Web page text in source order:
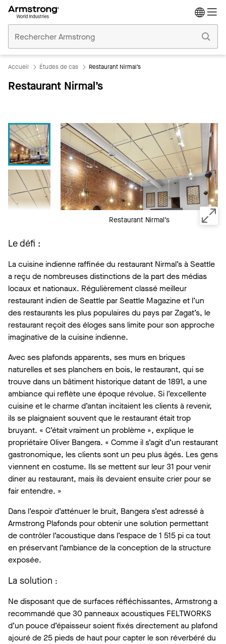
Plafonds
Commerciaux
Accueil Études de cas Restaurant Nirmal’s
Restaurant Nirmal’s
Restaurant Nirmal’s
Le défi :
La cuisine indienne raffinée du restaurant Nirmal’s à Seattle
a reçu de nombreuses distinctions de la part des médias
locaux et nationaux. Régulièrement classé meilleur
restaurant indien de Seattle par Seattle Magazine et l’un
des restaurants les plus populaires du pays par Zagat’s, le
restaurant reçoit des éloges sans limite pour son approche
imaginative de la cuisine indienne.
Avec ses plafonds apparents, ses murs en briques
naturelles et ses planchers en bois, le restaurant, qui se
trouve dans un bâtiment historique datant de 1891, a une
ambiance qui reflète une époque révolue. Si l’excellente
cuisine et le charme d’antan incitaient les clients à revenir,
ils se plaignaient souvent que le restaurant était trop
bruyant. « C’était vraiment un problème », explique le
propriétaire Oliver Bangera. « Comme il s’agit d’un restaurant
gastronomique, les clients sont un peu plus âgés. Les gens
viennent en costume. Ils se mettent sur leur 31 pour venir
diner au restaurant, mais ils devaient ensuite crier pour se
fair entendre. »
Dans l’espoir d’atténuer le bruit, Bangera s’est adressé à
Armstrong Plafonds pour obtenir une solution permettant
de contrôler l’acoustique dans l’espace de 1 515 pi ca tout
en préservant l’ambiance de la conception de la structure
exposée.
La solution :
Ne disposant que de surfaces réfléchissantes, Armstrong a
recommandé que 30 panneaux acoustiques FELTWORKS
d’un pouce d’épaisseur soient fixés directement au plafond
ajouré de 25 pieds de haut pour capter le son réverbéré du